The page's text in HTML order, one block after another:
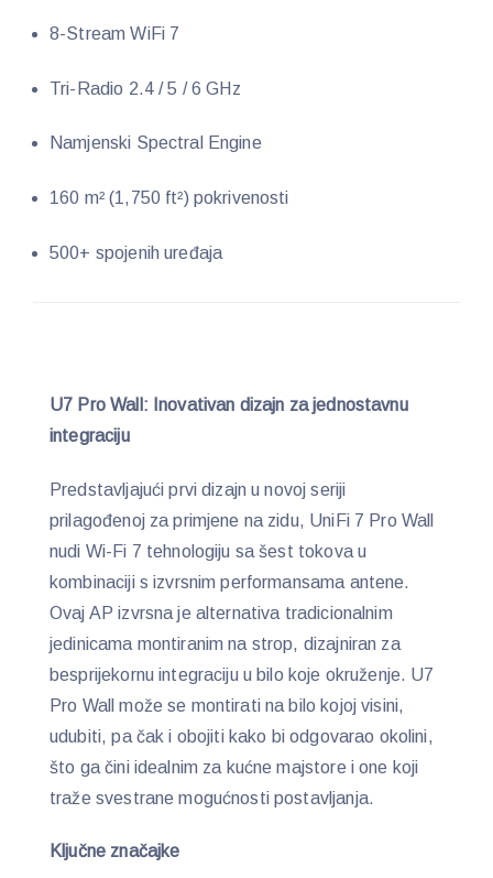
8-Stream WiFi 7
Tri-Radio 2.4 / 5 / 6 GHz
Namjenski Spectral Engine
160 m² (1,750 ft²) pokrivenosti
500+ spojenih uređaja
U7 Pro Wall: Inovativan dizajn za jednostavnu
integraciju
Predstavljajući prvi dizajn u novoj seriji
prilagođenoj za primjene na zidu, UniFi 7 Pro Wall
nudi Wi-Fi 7 tehnologiju sa šest tokova u
kombinaciji s izvrsnim performansama antene.
Ovaj AP izvrsna je alternativa tradicionalnim
jedinicama montiranim na strop, dizajniran za
besprijekornu integraciju u bilo koje okruženje. U7
Pro Wall može se montirati na bilo kojoj visini,
udubiti, pa čak i obojiti kako bi odgovarao okolini,
što ga čini idealnim za kućne majstore i one koji
traže svestrane mogućnosti postavljanja.
Ključne značajke